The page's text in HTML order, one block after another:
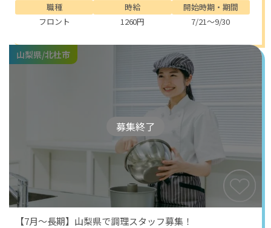
職種
フロント
時給
1260円
開始時期・期間
7/21～9/30
募集終了
山梨県/北杜市
【7月～長期】山梨県で調理スタッフ募集！